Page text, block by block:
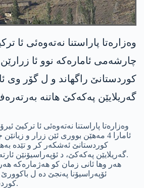
وه‌زاره‌تا پاراستنا نه‌ته‌وه‌ئی ئا
چارشه‌می ئاماره‌كه‌ نوو ئا زرارێن
گه‌ریلایێن په‌كه‌كێ هاتنه‌
وه‌زاره‌تا پاراستنا نه‌ته‌وه‌ئی ئا تركیێ
ئامارا 4 مه‌هێن بووری ئێن زرار و
گه‌ریلایێن په‌كه‌كێ، د ئۆپه‌راسیۆنێن ئارته‌شا تركیێ ده‌ هات كرن.
هه‌ر وها ئانی زمان كو هه‌ژماره‌كه‌
ئۆپه‌راسیۆنا په‌نجێ ده‌ ل
كوردستانێ به‌ر زرارێ كه‌تنه‌.